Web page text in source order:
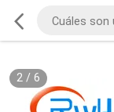
2/ 6